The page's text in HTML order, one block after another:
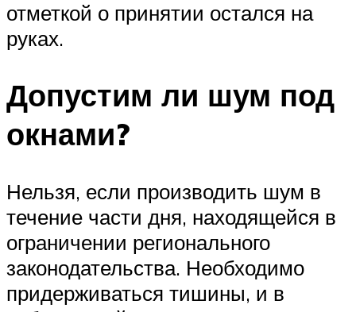
отметкой о принятии остался на
руках.
Допустим ли шум под
окнами?
Нельзя, если производить шум в
течение части дня, находящейся в
ограничении регионального
законодательства. Необходимо
придерживаться тишины, и в